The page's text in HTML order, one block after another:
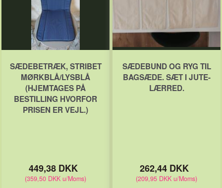
SÆDEBETRÆK, STRIBET
MØRKBLÅ/LYSBLÅ
(HJEMTAGES PÅ
BESTILLING HVORFOR
PRISEN ER VEJL.)
449,38 DKK
(359,50 DKK u/Moms)
SÆDEBUND OG RYG TIL
BAGSÆDE. SÆT I JUTE-
LÆRRED.
262,44 DKK
(209,95 DKK u/Moms)